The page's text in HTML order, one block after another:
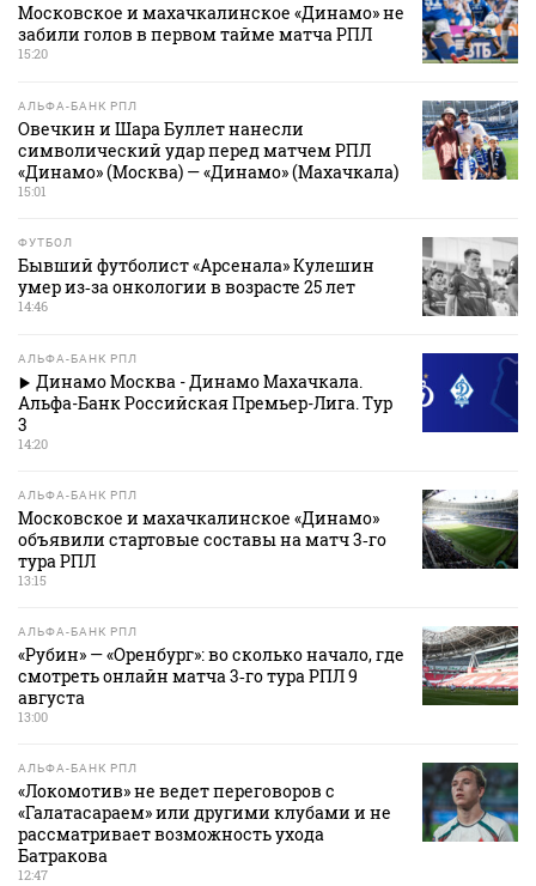
Московское и махачкалинское «Динамо» не
забили голов в первом тайме матча РПЛ
15:20
АЛЬФА-БАНК РПЛ
Овечкин и Шара Буллет нанесли
символический удар перед матчем РПЛ
«Динамо» (Москва) — «Динамо» (Махачкала)
15:01
ФУТБОЛ
Бывший футболист «Арсенала» Кулешин
умер из‑за онкологии в возрасте 25 лет
14:46
АЛЬФА-БАНК РПЛ
Динамо Москва - Динамо Махачкала.
Альфа-Банк Российская Премьер-Лига. Тур
3
14:20
АЛЬФА-БАНК РПЛ
Московское и махачкалинское «Динамо»
объявили стартовые составы на матч 3‑го
тура РПЛ
13:15
АЛЬФА-БАНК РПЛ
«Рубин» — «Оренбург»: во сколько начало, где
смотреть онлайн матча 3‑го тура РПЛ 9
августа
13:00
АЛЬФА-БАНК РПЛ
«Локомотив» не ведет переговоров с
«Галатасараем» или другими клубами и не
рассматривает возможность ухода
Батракова
12:47